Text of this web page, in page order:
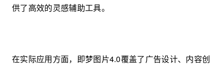
供了高效的灵感辅助工具。
在实际应用方面，即梦图片4.0覆盖了广告设计、内容创